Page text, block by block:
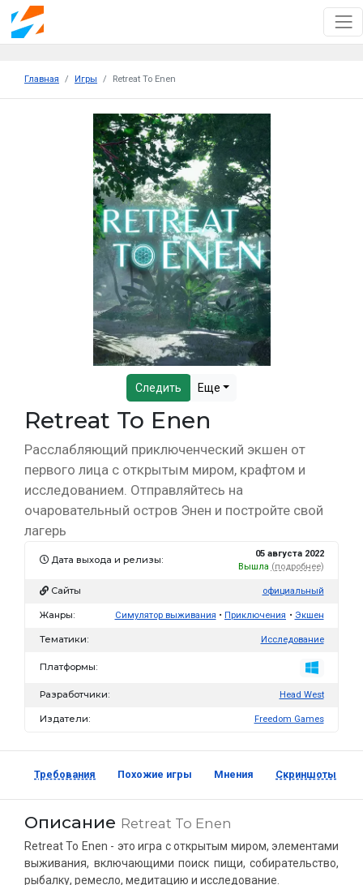
Главная Игры Retreat To Enen
Следить Еще
Retreat To Enen
Расслабляющий приключенческий экшен от
первого лица с открытым миром, крафтом и
исследованием. Отправляйтесь на
очаровательный остров Энен и постройте свой
лагерь
Дата выхода и релизы:
05 августа 2022
Вышла (подробнее)
Сайты официальный
Жанры: Симулятор выживания Приключения Экшен
Тематики: Исследование
Платформы:
Разработчики: Head West
Издатели: Freedom Games
Требования Похожие игры Мнения Скриншоты
Описание Retreat To Enen
Retreat To Enen - это игра с открытым миром, элементами
выживания, включающими поиск пищи, собирательство,
рыбалку, ремесло, медитацию и исследование.